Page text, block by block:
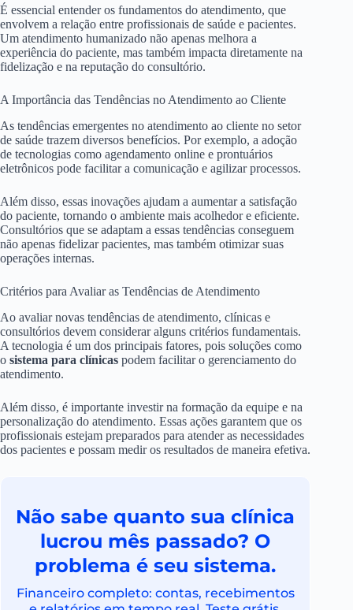
É essencial entender os fundamentos do atendimento, que
envolvem a relação entre profissionais de saúde e pacientes.
Um atendimento humanizado não apenas melhora a
experiência do paciente, mas também impacta diretamente na
fidelização e na reputação do consultório.
A Importância das Tendências no Atendimento ao Cliente
As tendências emergentes no atendimento ao cliente no setor
de saúde trazem diversos benefícios. Por exemplo, a adoção
de tecnologias como agendamento online e prontuários
eletrônicos pode facilitar a comunicação e agilizar processos.
Além disso, essas inovações ajudam a aumentar a satisfação
do paciente, tornando o ambiente mais acolhedor e eficiente.
Consultórios que se adaptam a essas tendências conseguem
não apenas fidelizar pacientes, mas também otimizar suas
operações internas.
Critérios para Avaliar as Tendências de Atendimento
Ao avaliar novas tendências de atendimento, clínicas e
consultórios devem considerar alguns critérios fundamentais.
A tecnologia é um dos principais fatores, pois soluções como
o sistema para clínicas podem facilitar o gerenciamento do
atendimento.
Além disso, é importante investir na formação da equipe e na
personalização do atendimento. Essas ações garantem que os
profissionais estejam preparados para atender as necessidades
dos pacientes e possam medir os resultados de maneira efetiva.
Não sabe quanto sua clínica
lucrou mês passado? O
problema é seu sistema.
Financeiro completo: contas, recebimentos